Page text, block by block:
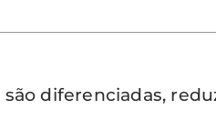
diferenciadas,